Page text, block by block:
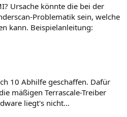
Ursache könnte die bei der
Problematik sein, welche
kann. Beispielanleitung:
10 Abhilfe geschaffen. Dafür
mäßigen Terrascale-Treiber
liegt's nicht...